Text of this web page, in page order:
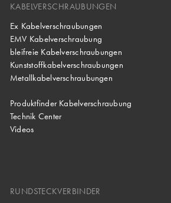
KABELVERSCHRAUBUNGEN
Ex Kabelverschraubungen
EMV Kabelverschraubung
bleifreie Kabelverschraubungen
Kunststoffkabelverschraubungen
Metallkabelverschraubungen
Produktfinder Kabelverschraubung
Technik Center
Videos
RUNDSTECKVERBINDER